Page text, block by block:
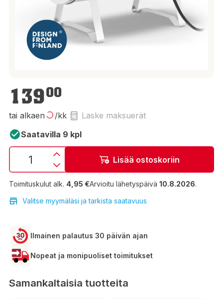
139,00 €
13900
tai alkaen /kk
Laske maksuerät
Saatavilla 9 kpl
Lisää ostoskoriin
Toimituskulut alk. 4,95 €Arvioitu lähetyspäivä 10.8.2026.
Valitse myymäläsi ja tarkista saatavuus
Ilmainen palautus 30 päivän ajan
Nopeat ja monipuoliset toimitukset
Samankaltaisia tuotteita